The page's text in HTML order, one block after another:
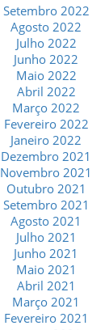
Setembro 2022
Agosto 2022
Julho 2022
Junho 2022
Maio 2022
Abril 2022
Março 2022
Fevereiro 2022
Janeiro 2022
Dezembro 2021
Novembro 2021
Outubro 2021
Setembro 2021
Agosto 2021
Julho 2021
Junho 2021
Maio 2021
Abril 2021
Março 2021
Fevereiro 2021